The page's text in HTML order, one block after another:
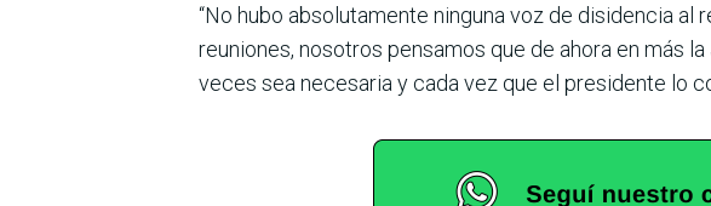
“No hubo absolutamente ninguna voz de disidencia
reuniones, nosotros pensamos que de ahora en más
veces sea necesaria y cada vez que el presidente lo